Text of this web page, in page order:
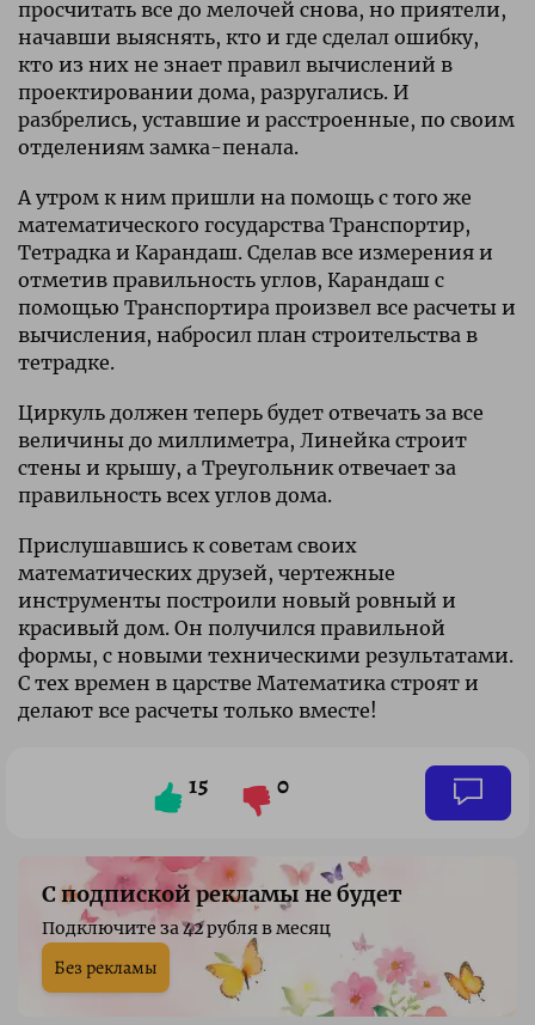
просчитать все до мелочей снова, но приятели,
начавши выяснять, кто и где сделал ошибку,
кто из них не знает правил вычислений в
проектировании дома, разругались. И
разбрелись, уставшие и расстроенные, по своим
отделениям замка-пенала.
А утром к ним пришли на помощь с того же
математического государства Транспортир,
Тетрадка и Карандаш. Сделав все измерения и
отметив правильность углов, Карандаш с
помощью Транспортира произвел все расчеты и
вычисления, набросил план строительства в
тетрадке.
Циркуль должен теперь будет отвечать за все
величины до миллиметра, Линейка строит
стены и крышу, а Треугольник отвечает за
правильность всех углов дома.
Прислушавшись к советам своих
математических друзей, чертежные
инструменты построили новый ровный и
красивый дом. Он получился правильной
формы, с новыми техническими результатами.
С тех времен в царстве Математика строят и
делают все расчеты только вместе!
15 0
С подпиской рекламы не будет
Подключите за 42 рубля в месяц
Без рекламы